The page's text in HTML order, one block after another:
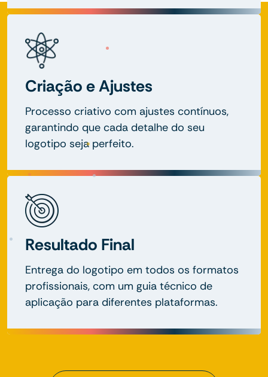
Criação e Ajustes
Processo criativo com ajustes contínuos,
garantindo que cada detalhe do seu
logotipo seja perfeito.
Resultado Final
Entrega do logotipo em todos os formatos
profissionais, com um guia técnico de
aplicação para diferentes plataformas.